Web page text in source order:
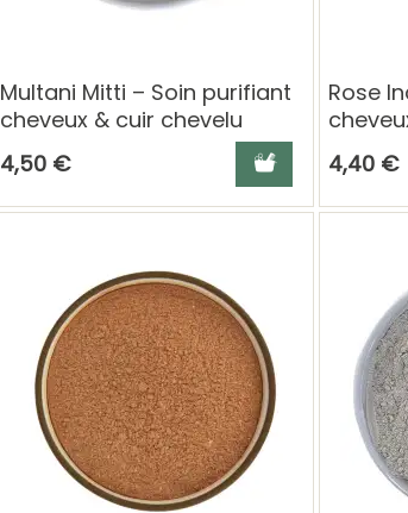
Multani Mitti – Soin purifiant
cheveux & cuir chevelu
4,50 €
Ajouter au panier
Rose
4,40 €